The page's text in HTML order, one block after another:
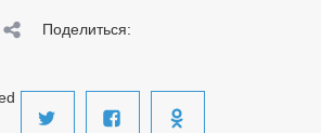
Поделиться: